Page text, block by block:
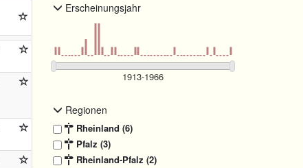
Erscheinungsjahr
Regionen
Rheinland (6)
Pfalz (3)
Rheinland-Pfalz (2)